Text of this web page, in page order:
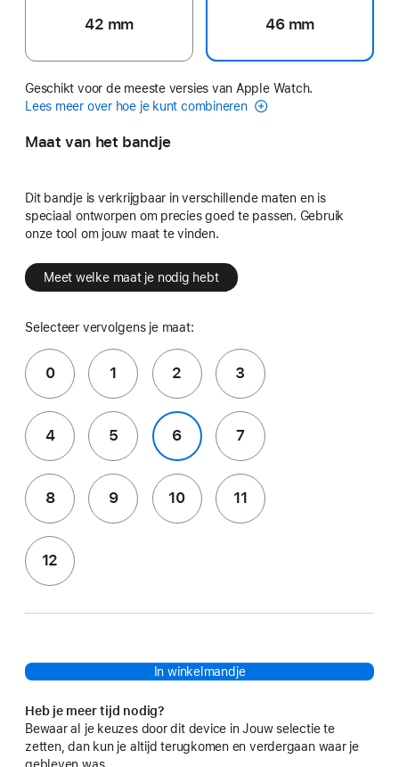
42 mm 46 mm
Geschikt voor de meeste versies van Apple Watch.
Lees meer over hoe je kunt combineren
Maat van het bandje
Dit bandje is verkrijgbaar in verschillende maten en is
speciaal ontworpen om precies goed te passen. Gebruik
onze tool om jouw maat te vinden.
Meet welke maat je nodig hebt
Selecteer vervolgens je maat:
0 1 2 3
4 5 6 7
8 9 10 11
12
In winkelmandje
Heb je meer tijd nodig?
Bewaar al je keuzes door dit device in Jouw selectie te
zetten, dan kun je altijd terugkomen en verdergaan waar je
gebleven was.